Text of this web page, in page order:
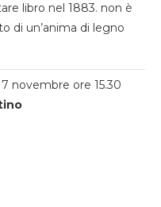
libro nel 1883. non è
di un’anima di legno
novembre ore 15.30